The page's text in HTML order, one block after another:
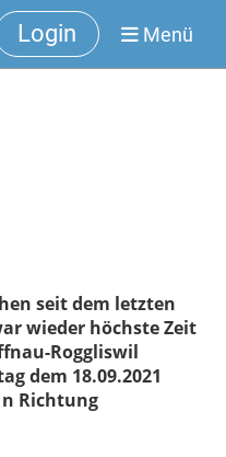
Login Menü
seit dem letzten
wieder höchste Zeit
Roggliswil
dem 18.09.2021
Richtung